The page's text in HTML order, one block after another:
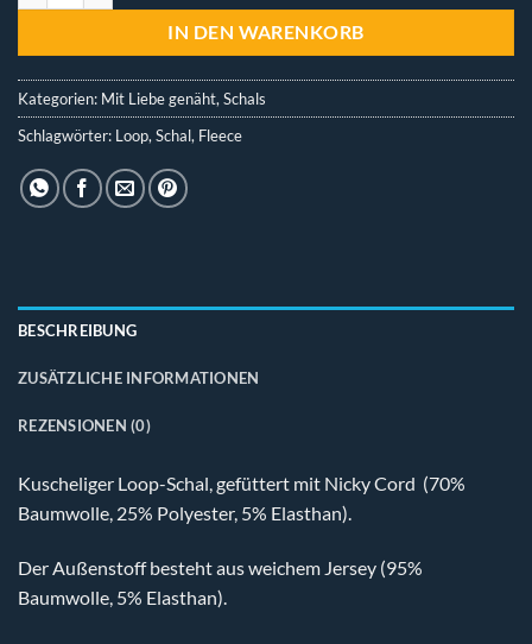
IN DEN WARENKORB
Kategorien: Mit Liebe genäht,Schals
Schlagwörter: Loop,Schal, Fleece
BESCHREIBUNG
ZUSÄTZLICHE INFORMATIONEN
REZENSIONEN (0)
Kuscheliger Loop-Schal, gefüttert mit Nicky Cord (70%
Baumwolle, 25% Polyester, 5% Elasthan).
Der Außenstoff besteht aus weichem Jersey (95%
Baumwolle, 5% Elasthan).